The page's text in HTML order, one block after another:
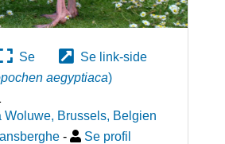
Se
Se link-side
aegyptiaca)
Woluwe, Brussels, Belgien
- Se profil